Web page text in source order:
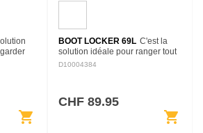
shopping_cart
BOOT LOCKER 69L C'est la
solution idéale pour ranger tout
ton matériel de snowboard ou
D10004384
CHF 89.95
shopping_cart